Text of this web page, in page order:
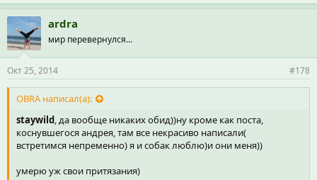
ardra
мир перевернулся...
Окт 25, 2014 #178
OBRA написал(а):
staywild, да вообще никаких обид))ну кроме как поста,
коснувшегося андрея, там все некрасиво написали(
встретимся непременно) я и собак люблю)и они меня))
умерю уж свои притязания)